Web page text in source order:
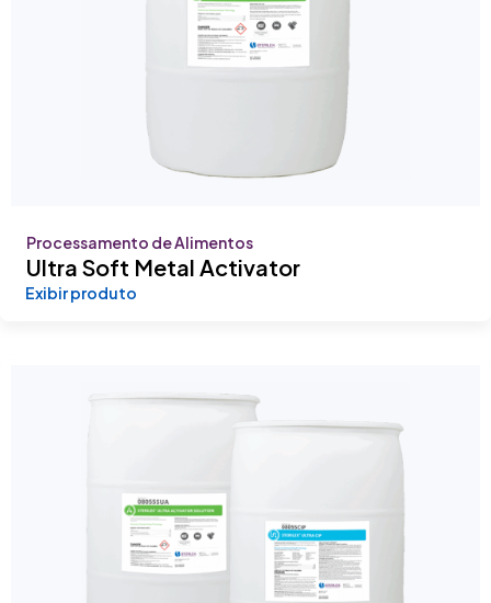
Processamento de Alimentos
Ultra Soft Metal Activator
Exibir produto